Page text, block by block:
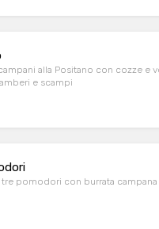
alla Positano con cozze e
e scampi
tre pomodori con burrata